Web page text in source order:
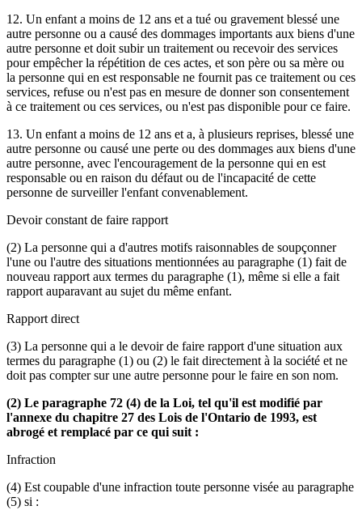
12. Un enfant a moins de 12 ans et a tué ou gravement blessé une
autre personne ou a causé des dommages importants aux biens d'une
autre personne et doit subir un traitement ou recevoir des services
pour empêcher la répétition de ces actes, et son père ou sa mère ou
la personne qui en est responsable ne fournit pas ce traitement ou ces
services, refuse ou n'est pas en mesure de donner son consentement
à ce traitement ou ces services, ou n'est pas disponible pour ce faire.
13. Un enfant a moins de 12 ans et a, à plusieurs reprises, blessé une
autre personne ou causé une perte ou des dommages aux biens d'une
autre personne, avec l'encouragement de la personne qui en est
responsable ou en raison du défaut ou de l'incapacité de cette
personne de surveiller l'enfant convenablement.
Devoir constant de faire rapport
(2) La personne qui a d'autres motifs raisonnables de soupçonner
l'une ou l'autre des situations mentionnées au paragraphe (1) fait de
nouveau rapport aux termes du paragraphe (1), même si elle a fait
rapport auparavant au sujet du même enfant.
Rapport direct
(3) La personne qui a le devoir de faire rapport d'une situation aux
termes du paragraphe (1) ou (2) le fait directement à la société et ne
doit pas compter sur une autre personne pour le faire en son nom.
(2) Le paragraphe 72 (4) de la Loi, tel qu'il est modifié par
l'annexe du chapitre 27 des Lois de l'Ontario de 1993, est
abrogé et remplacé par ce qui suit :
Infraction
(4) Est coupable d'une infraction toute personne visée au paragraphe
(5) si :